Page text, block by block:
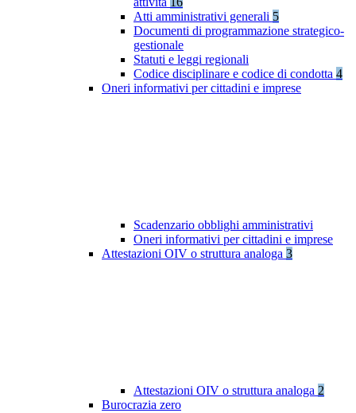
Atti amministrativi generali 5
Documenti di programmazione strategico-
gestionale
Statuti e leggi regionali
Codice disciplinare e codice di condotta 4
Oneri informativi per cittadini e imprese
Scadenzario obblighi amministrativi
Oneri informativi per cittadini e imprese
Attestazioni OIV o struttura analoga 3
Attestazioni OIV o struttura analoga 2
Burocrazia zero